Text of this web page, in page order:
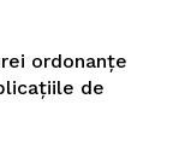
ordonanţe
de